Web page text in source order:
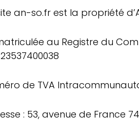
an-so.fr est la propriété
au Registre du
de TVA
: 53, avenue de France